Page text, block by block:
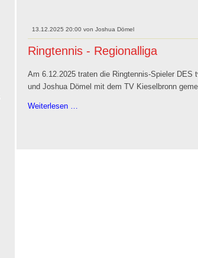
13.12.2025 20:00 vonJoshua Dömel
Ringtennis - Regionalliga
Am 6.12.2025 traten die Ringtennis-Spieler DES
und Joshua Dömel mit dem TV Kieselbronn
Weiterlesen …